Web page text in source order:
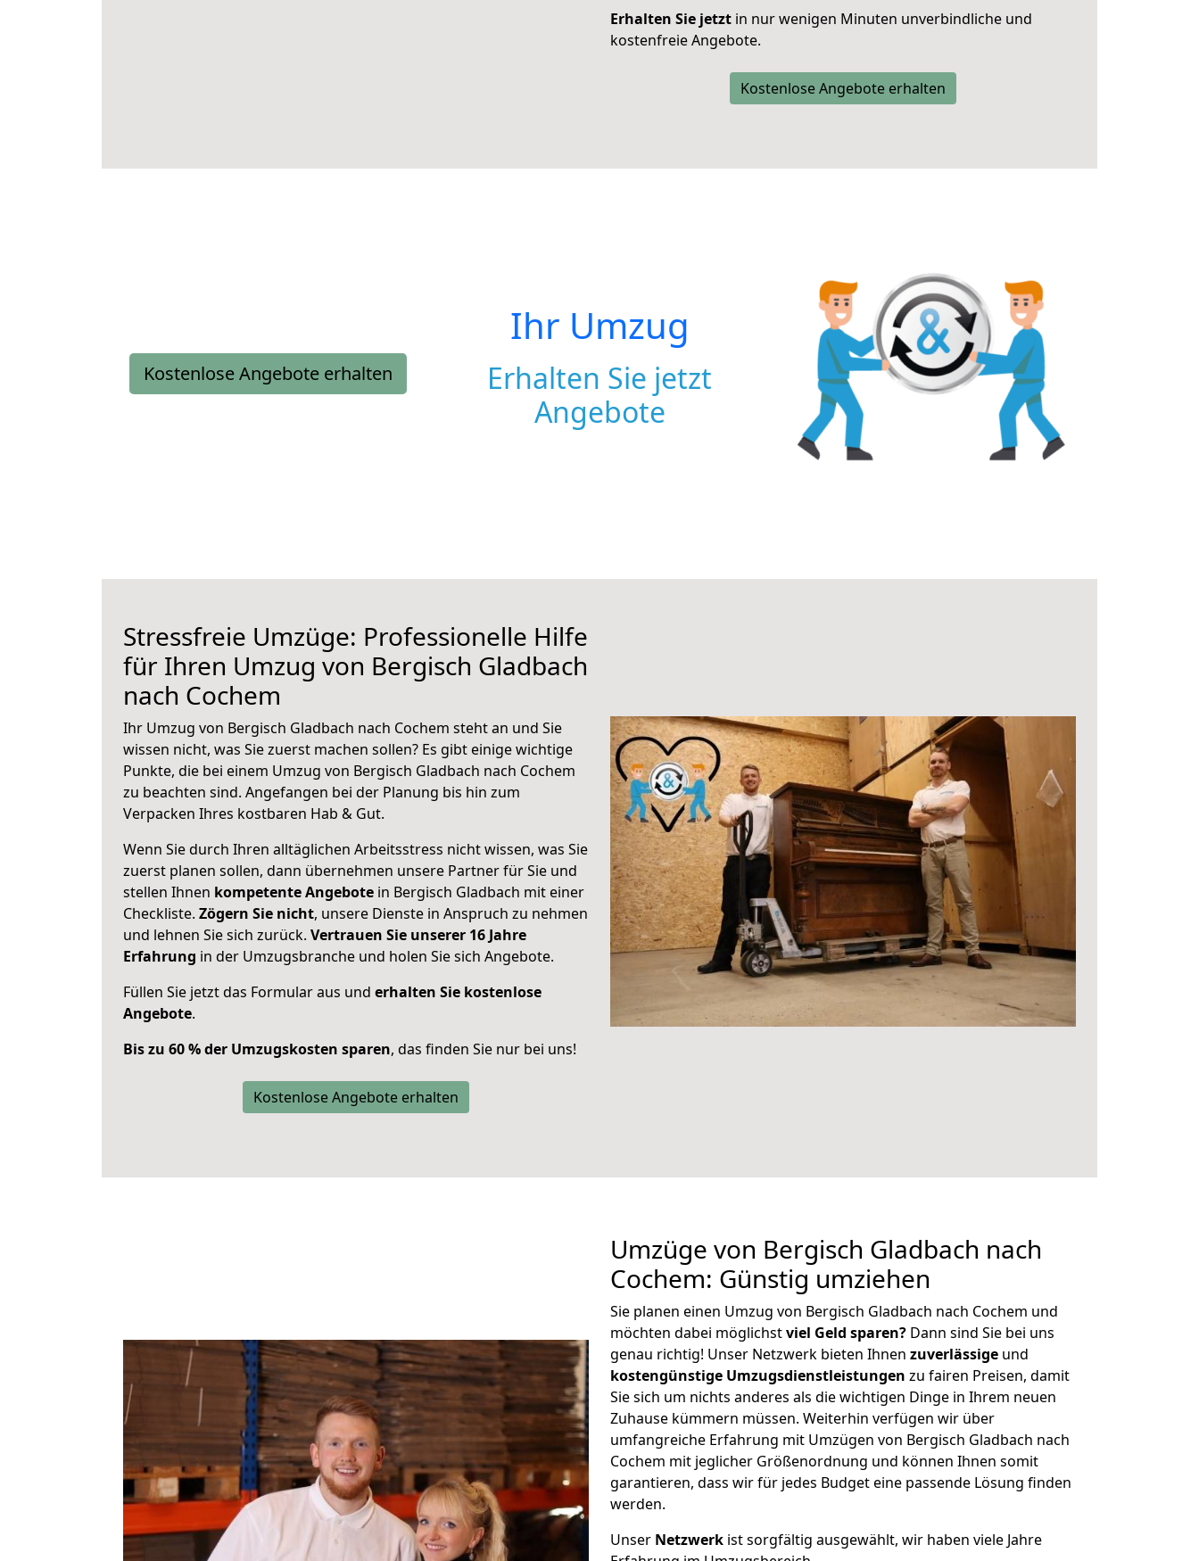
Erhalten Sie jetzt in nur wenigen Minuten unverbindliche und
kostenfreie Angebote.
Kostenlose Angebote erhalten
Kostenlose Angebote erhalten
Ihr Umzug
Erhalten Sie jetzt
Angebote
Stressfreie Umzüge: Professionelle Hilfe
für Ihren Umzug von Bergisch Gladbach
nach Cochem
Ihr Umzug von Bergisch Gladbach nach Cochem steht an und Sie
wissen nicht, was Sie zuerst machen sollen? Es gibt einige wichtige
Punkte, die bei einem Umzug von Bergisch Gladbach nach Cochem
zu beachten sind. Angefangen bei der Planung bis hin zum
Verpacken Ihres kostbaren Hab & Gut.
Wenn Sie durch Ihren alltäglichen Arbeitsstress nicht wissen, was Sie
zuerst planen sollen, dann übernehmen unsere Partner für Sie und
stellen Ihnen kompetente Angebote in Bergisch Gladbach mit einer
Checkliste. Zögern Sie nicht, unsere Dienste in Anspruch zu nehmen
und lehnen Sie sich zurück. Vertrauen Sie unserer 16 Jahre
Erfahrung in der Umzugsbranche und holen Sie sich Angebote.
Füllen Sie jetzt das Formular aus und erhalten Sie kostenlose
Angebote.
Bis zu 60 % der Umzugskosten sparen, das finden Sie nur bei uns!
Kostenlose Angebote erhalten
Umzüge von Bergisch Gladbach nach
Cochem: Günstig umziehen
Sie planen einen Umzug von Bergisch Gladbach nach Cochem und
möchten dabei möglichstviel Geld sparen? Dann sind Sie bei uns
genau richtig! Unser Netzwerk bieten Ihnen zuverlässige und
kostengünstige Umzugsdienstleistungen zu fairen Preisen, damit
Sie sich um nichts anderes als die wichtigen Dinge in Ihrem neuen
Zuhause kümmern müssen. Weiterhin verfügen wir über
umfangreiche Erfahrung mit Umzügen von Bergisch Gladbach nach
Cochem mit jeglicher Größenordnung und können Ihnen somit
garantieren, dass wir für jedes Budget eine passende Lösung finden
werden.
Unser Netzwerk ist sorgfältig ausgewählt, wir haben viele Jahre